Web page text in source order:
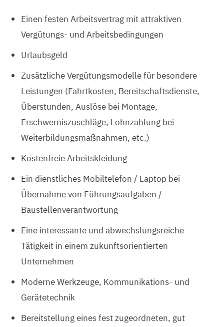
Einen festen Arbeitsvertrag mit attraktiven
Vergütungs- und Arbeitsbedingungen
Urlaubsgeld
Zusätzliche Vergütungsmodelle für besondere
Leistungen (Fahrtkosten, Bereitschaftsdienste,
Überstunden, Auslöse bei Montage,
Erschwerniszuschläge, Lohnzahlung bei
Weiterbildungsmaßnahmen, etc.)
Kostenfreie Arbeitskleidung
Ein dienstliches Mobiltelefon / Laptop bei
Übernahme von Führungsaufgaben /
Baustellenverantwortung
Eine interessante und abwechslungsreiche
Tätigkeit in einem zukunftsorientierten
Unternehmen
Moderne Werkzeuge, Kommunikations- und
Gerätetechnik
Bereitstellung eines fest zugeordneten, gut